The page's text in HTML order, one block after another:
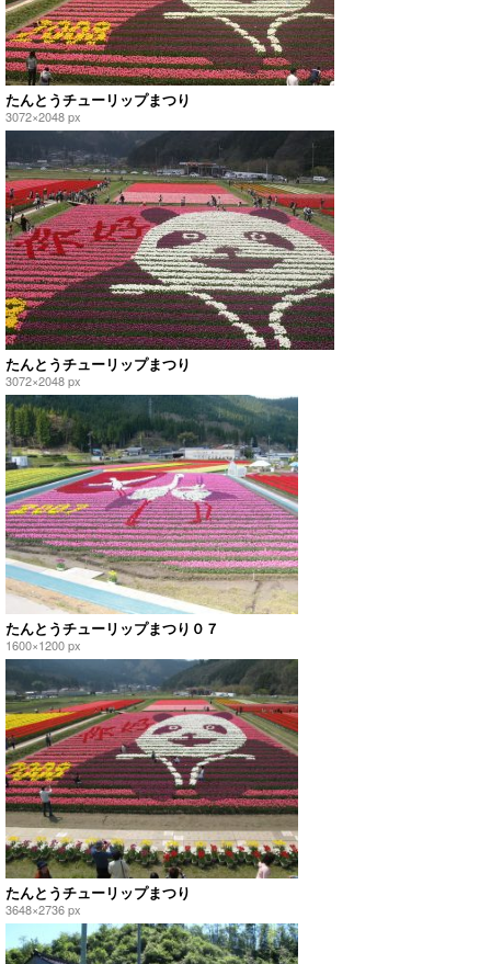
たんとうチューリップまつり
3072×2048 px
たんとうチューリップまつり
3072×2048 px
たんとうチューリップまつり０７
1600×1200 px
たんとうチューリップまつり
3648×2736 px